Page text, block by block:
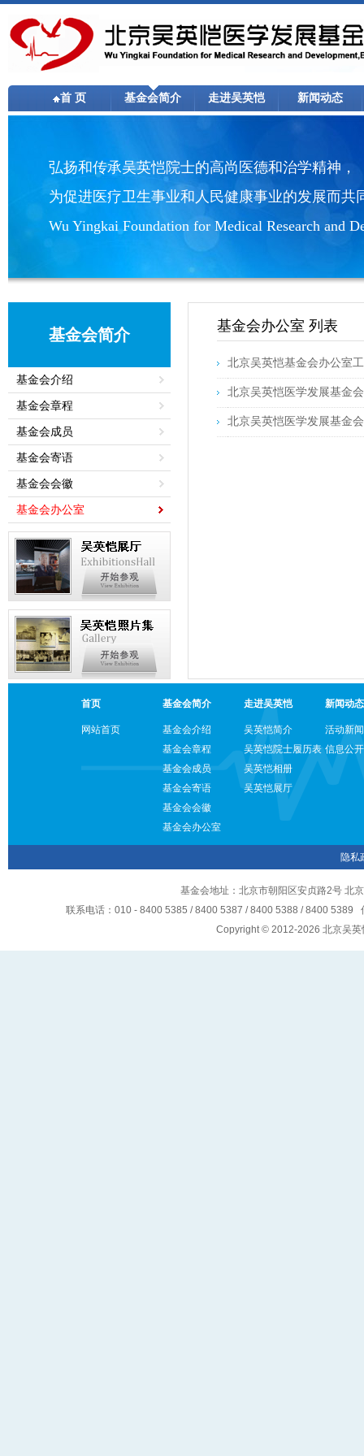
首 页 基金会简介 走进吴英恺 新闻动态
弘扬和传承吴英恺院士的高尚医德和治学精神，
为促进医疗卫生事业和人民健康事业的发展而共
Wu Yingkai Foundation for Medical Research and
基金会简介
基金会介绍
基金会章程
基金会成员
基金会寄语
基金会会徽
基金会办公室
基金会办公室 列表
北京吴英恺基金会办公室
北京吴英恺医学发展基金
北京吴英恺医学发展基金
首页 基金会简介 走进吴英恺 新闻动态
网站首页
基金会介绍
基金会章程
基金会成员
基金会寄语
基金会会徽
基金会办公室
吴英恺简介
吴英恺院士履历表
吴英恺相册
吴英恺展厅
活动新闻
信息公开
隐私
基金会地址：北京市朝阳区安贞路2号 北
联系电话：010 - 8400 5385 / 8400 5387 / 8400 5388 / 8400
Copyright © 2012-2026 北京吴